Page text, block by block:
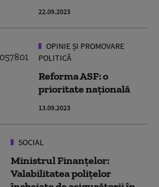
22.09.2023
OPINIE ȘI PROMOVARE
POLITICĂ
Reforma ASF: o
prioritate națională
13.09.2023
SOCIAL
Ministrul Finanțelor:
Valabilitatea polițelor